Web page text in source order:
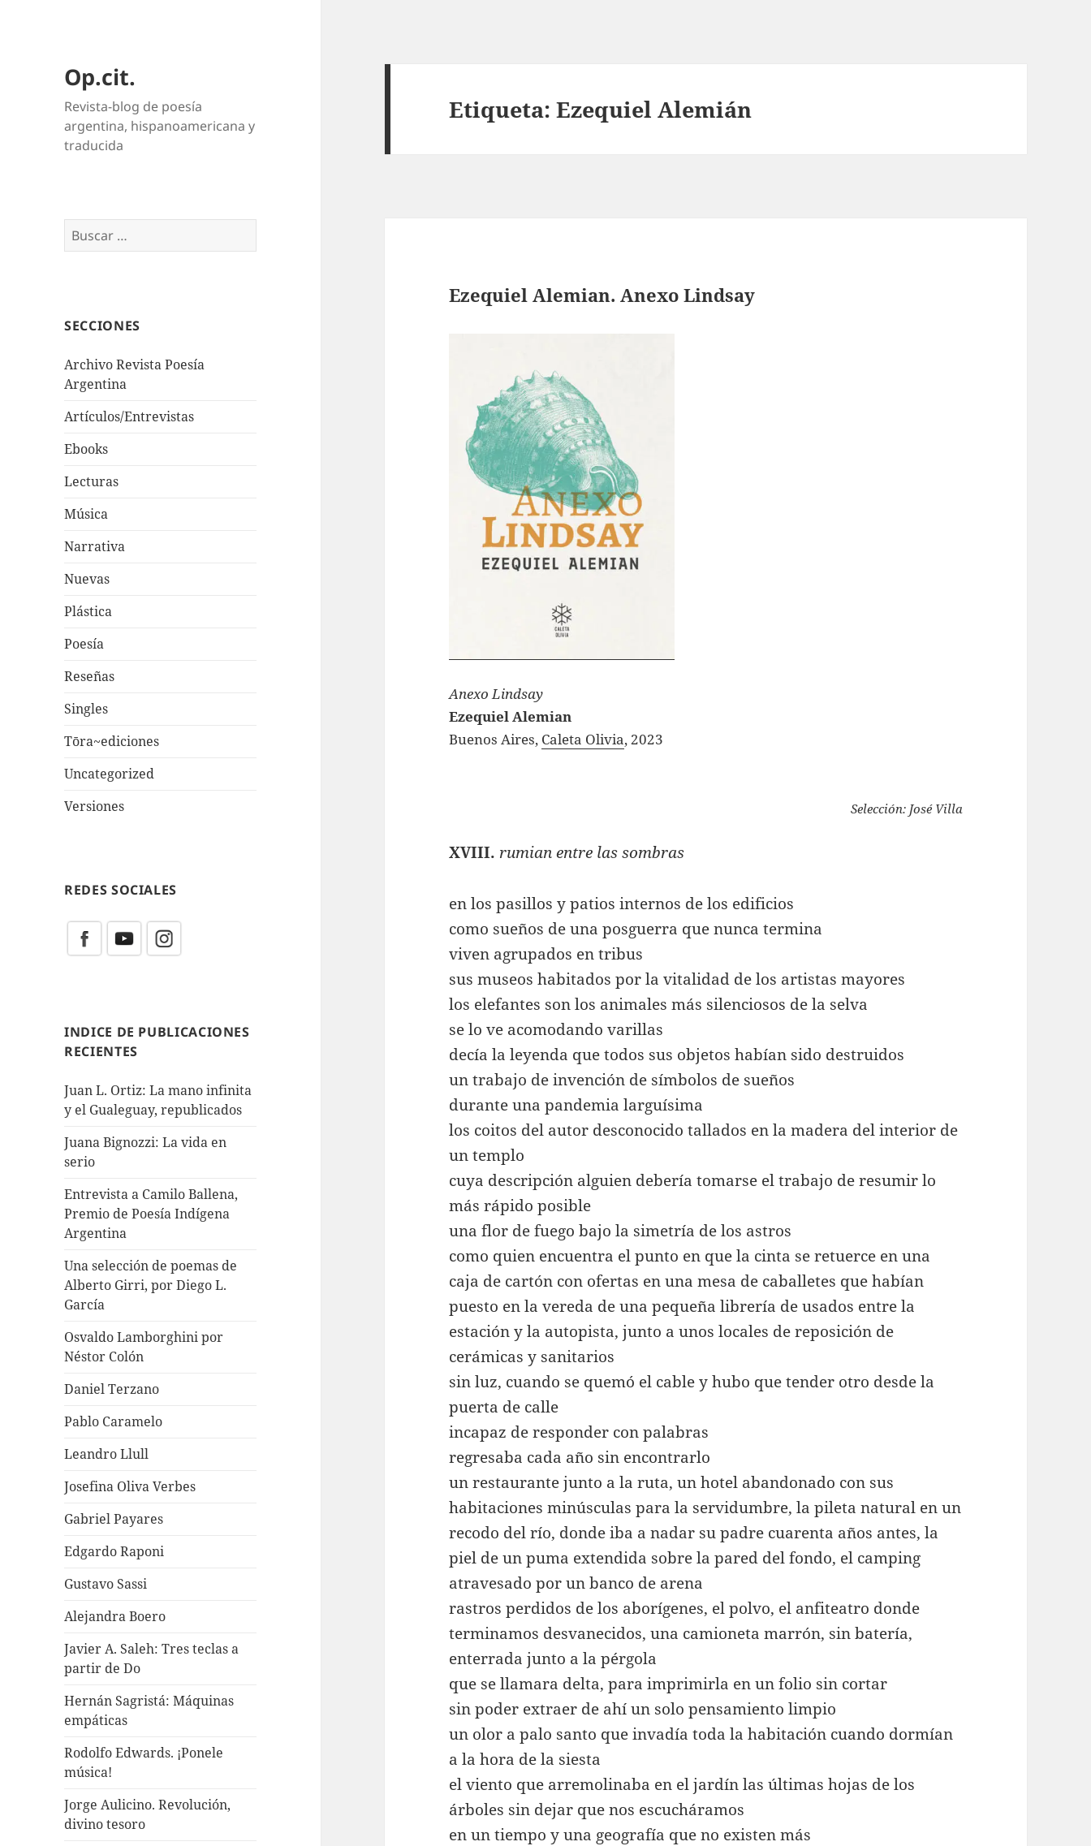
Op.cit.
Revista-blog de poesía
argentina, hispanoamericana y
traducida
Buscar:
SECCIONES
Archivo Revista Poesía
Argentina
Artículos/Entrevistas
Ebooks
Lecturas
Música
Narrativa
Nuevas
Plástica
Poesía
Reseñas
Singles
Tōra~ediciones
Uncategorized
Versiones
REDES SOCIALES
INDICE DE PUBLICACIONES
RECIENTES
Juan L. Ortiz: La mano infinita
y el Gualeguay, republicados
Juana Bignozzi: La vida en
serio
Entrevista a Camilo Ballena,
Premio de Poesía Indígena
Argentina
Una selección de poemas de
Alberto Girri, por Diego L.
García
Osvaldo Lamborghini por
Néstor Colón
Daniel Terzano
Pablo Caramelo
Leandro Llull
Josefina Oliva Verbes
Gabriel Payares
Edgardo Raponi
Gustavo Sassi
Alejandra Boero
Javier A. Saleh: Tres teclas a
partir de Do
Hernán Sagristá: Máquinas
empáticas
Rodolfo Edwards. ¡Ponele
música!
Jorge Aulicino. Revolución,
divino tesoro
Etiqueta:Ezequiel Alemián
Ezequiel Alemian. Anexo Lindsay
Anexo Lindsay
Ezequiel Alemian
Buenos Aires, Caleta Olivia, 2023
Selección: José Villa
XVIII. rumian entre las sombras
en los pasillos y patios internos de los edificios
como sueños de una posguerra que nunca termina
viven agrupados en tribus
sus museos habitados por la vitalidad de los artistas mayores
los elefantes son los animales más silenciosos de la selva
se lo ve acomodando varillas
decía la leyenda que todos sus objetos habían sido destruidos
un trabajo de invención de símbolos de sueños
durante una pandemia larguísima
los coitos del autor desconocido tallados en la madera del interior de
un templo
cuya descripción alguien debería tomarse el trabajo de resumir lo
más rápido posible
una flor de fuego bajo la simetría de los astros
como quien encuentra el punto en que la cinta se retuerce en una
caja de cartón con ofertas en una mesa de caballetes que habían
puesto en la vereda de una pequeña librería de usados entre la
estación y la autopista, junto a unos locales de reposición de
cerámicas y sanitarios
sin luz, cuando se quemó el cable y hubo que tender otro desde la
puerta de calle
incapaz de responder con palabras
regresaba cada año sin encontrarlo
un restaurante junto a la ruta, un hotel abandonado con sus
habitaciones minúsculas para la servidumbre, la pileta natural en un
recodo del río, donde iba a nadar su padre cuarenta años antes, la
piel de un puma extendida sobre la pared del fondo, el camping
atravesado por un banco de arena
rastros perdidos de los aborígenes, el polvo, el anfiteatro donde
terminamos desvanecidos, una camioneta marrón, sin batería,
enterrada junto a la pérgola
que se llamara delta, para imprimirla en un folio sin cortar
sin poder extraer de ahí un solo pensamiento limpio
un olor a palo santo que invadía toda la habitación cuando dormían
a la hora de la siesta
el viento que arremolinaba en el jardín las últimas hojas de los
árboles sin dejar que nos escucháramos
en un tiempo y una geografía que no existen más